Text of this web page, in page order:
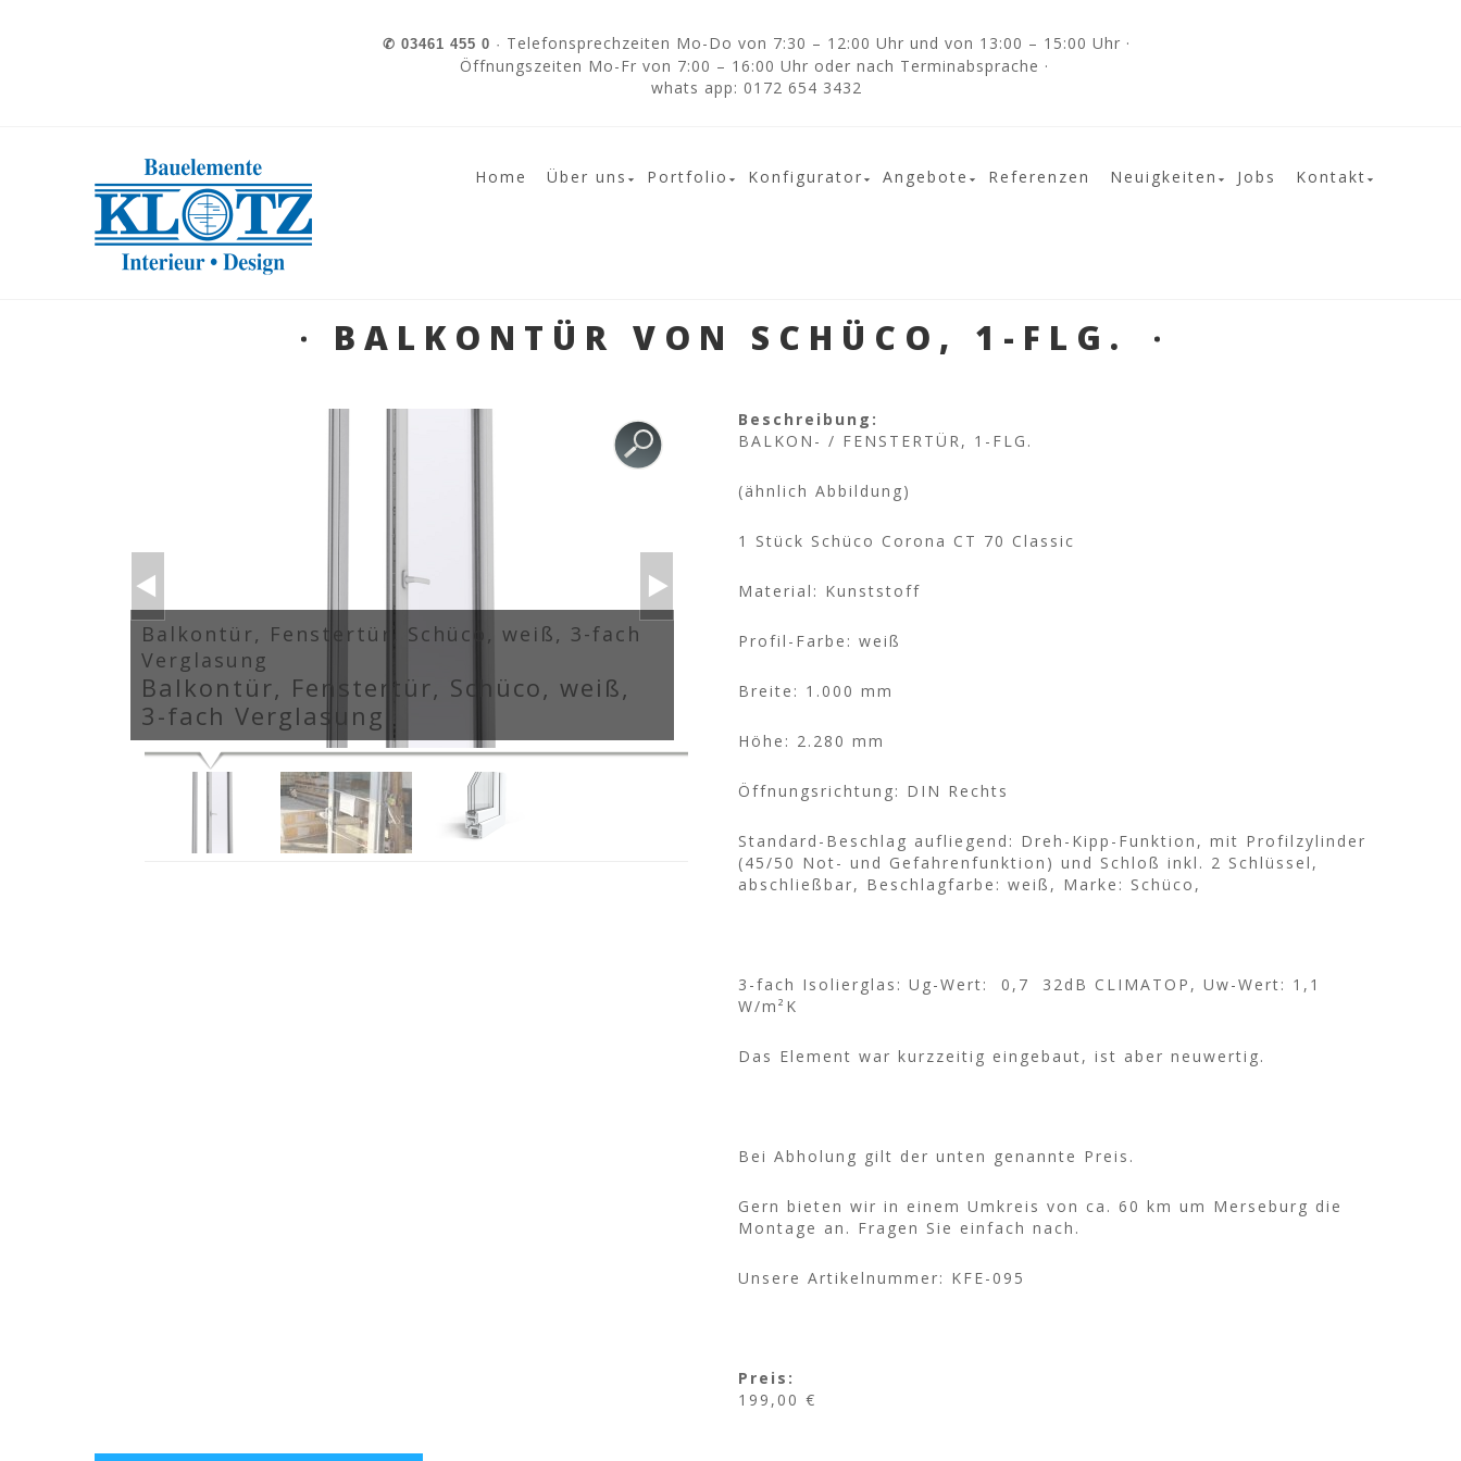
✆ 03461 455 0 · Telefonsprechzeiten Mo-Do von 7:30 – 12:00 Uhr und von 13:00 – 15:00 Uhr ·
Öffnungszeiten Mo-Fr von 7:00 – 16:00 Uhr oder nach Terminabsprache ·
whats app: 0172 654 3432
Home Über uns Portfolio Konfigurator Angebote Referenzen Neuigkeiten
»
Jobs Kontakt
»
BALKONTÜR VON SCHÜCO, 1-FLG.
Balkontür, Fenstertür, Schüco, weiß, 3-fach
Verglasung
Balkontür, Fenstertür, Schüco, weiß,
3-fach Verglasung
Beschreibung:
BALKON- / FENSTERTÜR, 1-FLG.
(ähnlich Abbildung)
1 Stück Schüco Corona CT 70 Classic
Material: Kunststoff
Profil-Farbe: weiß
Breite: 1.000 mm
Höhe: 2.280 mm
Öffnungsrichtung: DIN Rechts
Standard-Beschlag aufliegend: Dreh-Kipp-Funktion, mit Profilzylinder
(45/50 Not- und Gefahrenfunktion) und Schloß inkl. 2 Schlüssel,
abschließbar, Beschlagfarbe: weiß, Marke: Schüco,
3-fach Isolierglas: Ug-Wert: 0,7 32dB CLIMATOP, Uw-Wert: 1,1
W/m²K
Das Element war kurzzeitig eingebaut, ist aber neuwertig.
Bei Abholung gilt der unten genannte Preis.
Gern bieten wir in einem Umkreis von ca. 60 km um Merseburg die
Montage an. Fragen Sie einfach nach.
Unsere Artikelnummer: KFE-095
Preis:
199,00 €